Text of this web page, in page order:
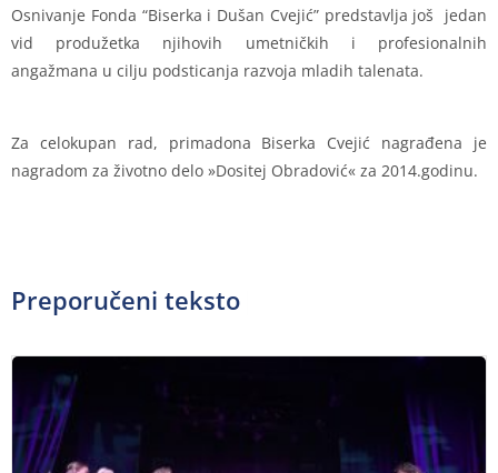
Osnivanje Fonda “Biserka i Dušan Cvejić” predstavlja još jedan
vid produžetka njihovih umetničkih i profesionalnih
angažmana u cilju podsticanja razvoja mladih talenata.
Za celokupan rad, primadona Biserka Cvejić nagrađena je
nagradom za životno delo »Dositej Obradović« za 2014.godinu.
Preporučeni tekstovi